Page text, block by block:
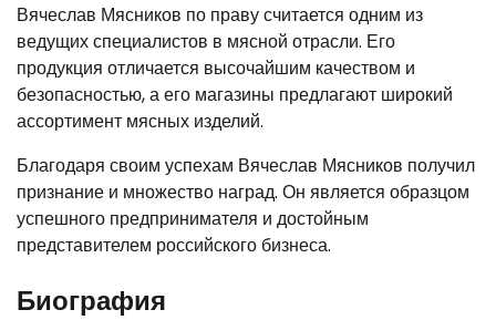
Вячеслав Мясников по праву считается одним из
ведущих специалистов в мясной отрасли. Его
продукция отличается высочайшим качеством и
безопасностью, а его магазины предлагают широкий
ассортимент мясных изделий.
Благодаря своим успехам Вячеслав Мясников получил
признание и множество наград. Он является образцом
успешного предпринимателя и достойным
представителем российского бизнеса.
Биография